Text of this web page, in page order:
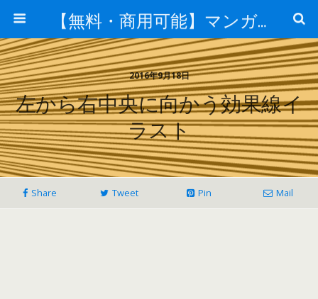
【無料・商用可能】マンガ素材 イラレ用epsとpng画像素材集
2016年9月18日
左から右中央に向かう効果線イ
ラスト
Share Tweet Pin Mail